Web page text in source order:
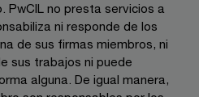
PwCIL no presta servicios a
ni responde de los
de sus firmas miembros, ni
sus trabajos ni puede
alguna. De igual manera,